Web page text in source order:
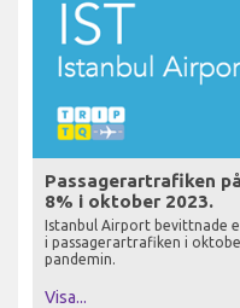
Passagerartrafiken
8% i oktober 2023.
Istanbul Airport bevittnade
i passagerartrafiken i
pandemin.
Visa...